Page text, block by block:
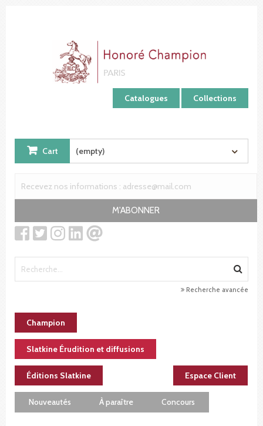
Catalogues Collections
Cart (empty)
M'ABONNER
Recherche avancée
Champion
Slatkine Érudition et diffusions
Éditions Slatkine Espace Client
Nouveautés À paraître Concours